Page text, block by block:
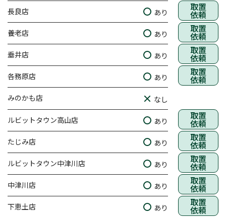
長良店 あり 取置
依頼
養老店 あり 取置
依頼
垂井店 あり 取置
依頼
各務原店 あり 取置
依頼
みのかも店 なし
ルビットタウン高山店 あり 取置
依頼
たじみ店 あり 取置
依頼
ルビットタウン中津川店 あり 取置
依頼
中津川店 あり 取置
依頼
下恵土店 あり 取置
依頼